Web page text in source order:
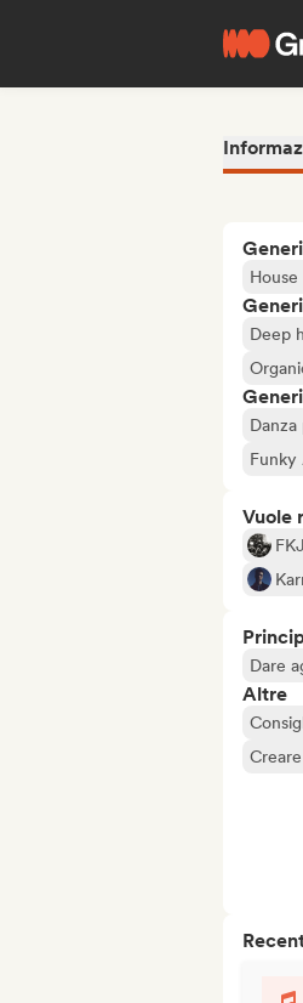
House
Deep
Danza
Funky
Vuole
FKJ
Dare
Altre